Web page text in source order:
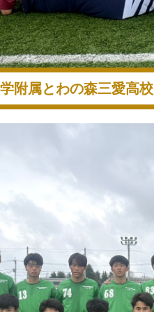
附属とわの森三愛高校